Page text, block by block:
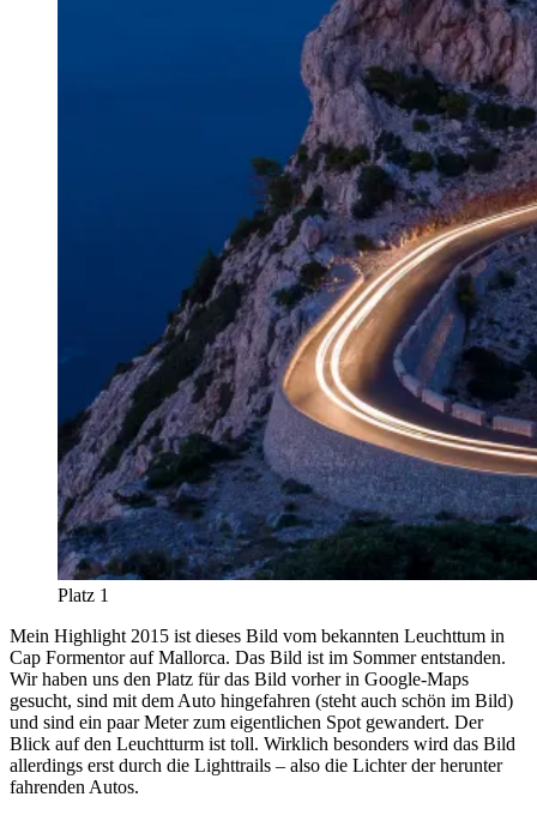
Platz 1
Mein Highlight 2015 ist dieses Bild vom bekannten Leuchttum in
Cap Formentor auf Mallorca. Das Bild ist im Sommer entstanden.
Wir haben uns den Platz für das Bild vorher in Google-Maps
gesucht, sind mit dem Auto hingefahren (steht auch schön im Bild)
und sind ein paar Meter zum eigentlichen Spot gewandert. Der
Blick auf den Leuchtturm ist toll. Wirklich besonders wird das Bild
allerdings erst durch die Lighttrails – also die Lichter der herunter
fahrenden Autos.